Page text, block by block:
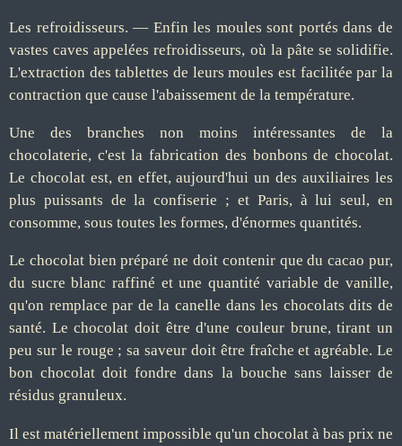
Les refroidisseurs. — Enfin les moules sont portés dans de
vastes caves appelées refroidisseurs, où la pâte se solidifie.
L'extraction des tablettes de leurs moules est facilitée par la
contraction que cause l'abaissement de la température.
Une des branches non moins intéressantes de la
chocolaterie, c'est la fabrication des bonbons de chocolat.
Le chocolat est, en effet, aujourd'hui un des auxiliaires les
plus puissants de la confiserie ; et Paris, à lui seul, en
consomme, sous toutes les formes, d'énormes quantités.
Le chocolat bien préparé ne doit contenir que du cacao pur,
du sucre blanc raffiné et une quantité variable de vanille,
qu'on remplace par de la canelle dans les chocolats dits de
santé. Le chocolat doit être d'une couleur brune, tirant un
peu sur le rouge ; sa saveur doit être fraîche et agréable. Le
bon chocolat doit fondre dans la bouche sans laisser de
résidus granuleux.
Il est matériellement impossible qu'un chocolat à bas prix ne